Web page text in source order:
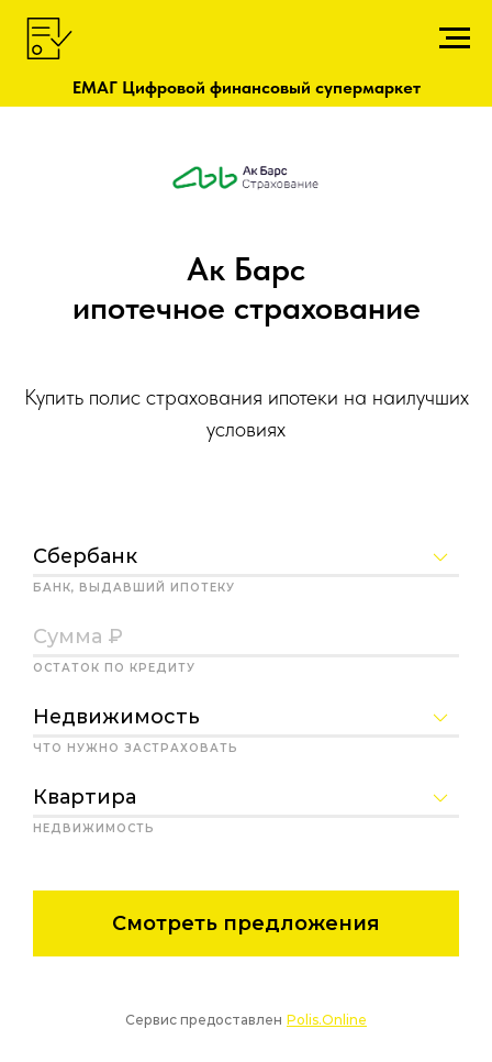
ЕМАГ Цифровой финансовый супермаркет
Ак Барс
ипотечное страхование
Купить полис страхования ипотеки на наилучших
условиях